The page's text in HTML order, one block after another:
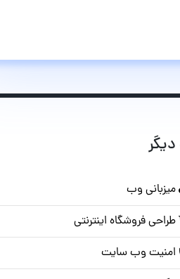
میزبانی وب
طراحی فروشگاه اینترنتی
امنیت وب سایت